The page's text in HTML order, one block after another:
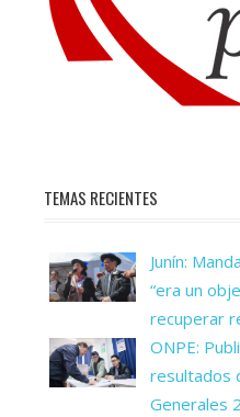
TEMAS RECIENTES
Junín:
“era un
recuperar
ONPE:
resultados
Generales